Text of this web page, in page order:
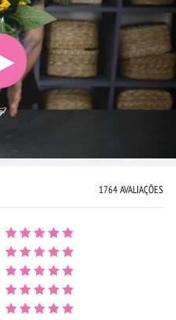
1764 AVALIAÇÕES